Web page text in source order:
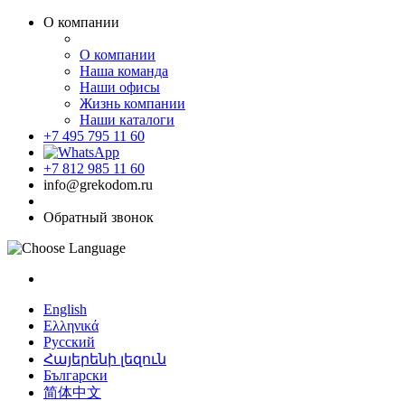
О компании
О компании
Наша команда
Наши офисы
Жизнь компании
Наши каталоги
+7 495 795 11 60
+7 812 985 11 60
info@grekodom.ru
Обратный звонок
English
Ελληνικά
Русский
Հայերենի լեզուն
Български
简体中文